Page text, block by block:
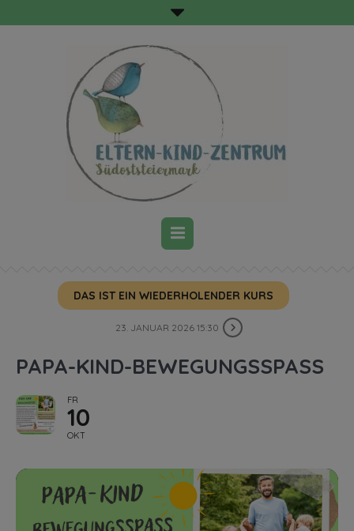
DAS IST EIN WIEDERHOLENDER KURS
23. JANUAR 2026 15:30
PAPA-KIND-BEWEGUNGSSPASS
FR
10
OKT